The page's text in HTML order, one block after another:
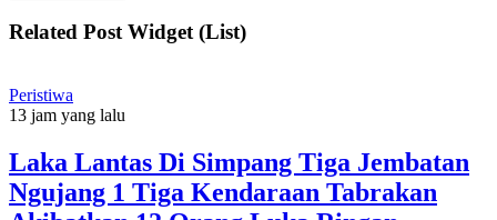
Related Post Widget (List)
Peristiwa
13 jam yang lalu
Laka Lantas Di Simpang Tiga Jembatan
Ngujang 1 Tiga Kendaraan Tabrakan